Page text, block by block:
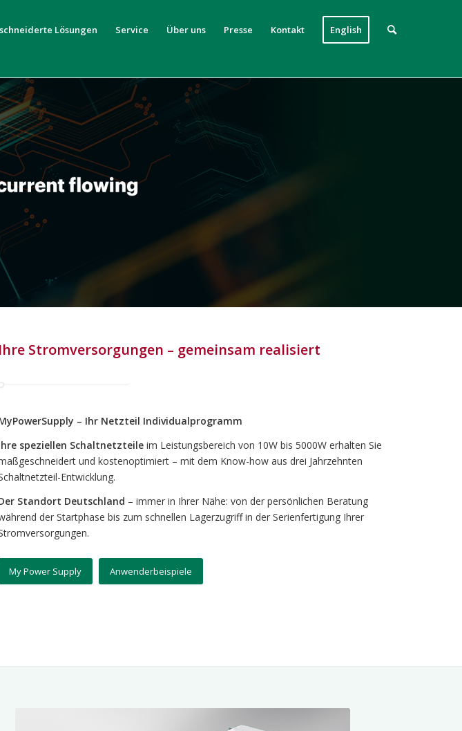
Lösungen Service Über uns Presse Kontakt English
Ihre Stromversorgungen – gemeinsam realisiert
– Ihr Netzteil Individualprogramm
speziellen Schaltnetzteile im Leistungsbereich von 10W bis 5000W erhalten Sie
und kostenoptimiert – mit dem Know-how aus drei Jahrzehnten
Entwicklung.
Standort Deutschland – immer in Ihrer Nähe: von der persönlichen Beratung
der Startphase bis zum schnellen Lagerzugriff in der Serienfertigung Ihrer
My Power Supply Anwenderbeispiele